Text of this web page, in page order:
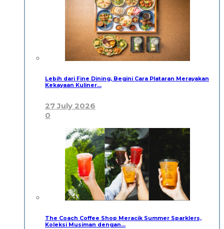
Lebih dari Fine Dining, Begini Cara Plataran Merayakan
Kekayaan Kuliner…
27 July 2026
0
The Coach Coffee Shop Meracik Summer Sparklers,
Koleksi Musiman dengan…